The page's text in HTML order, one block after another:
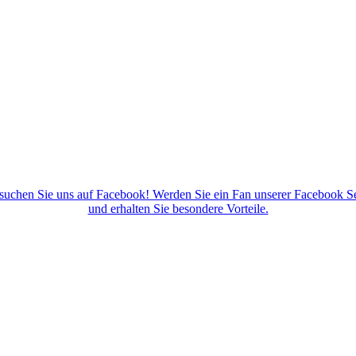
Sie uns auf Facebook! Werden Sie ein Fan unserer Facebook
und erhalten Sie besondere Vorteile.